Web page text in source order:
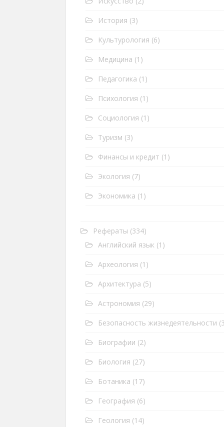
История (3)
Культурология (6)
Медицина (1)
Педагогика (1)
Психология (1)
Социология (1)
Туризм (3)
Финансы и кредит (1)
Экология (7)
Экономика (1)
Рефераты (334)
Английский язык (1)
Археология (1)
Архитектура (5)
Астрономия (29)
Безопасность жизнедеятельности
Биографии (2)
Биология (27)
Ботаника (17)
География (6)
Геология (14)